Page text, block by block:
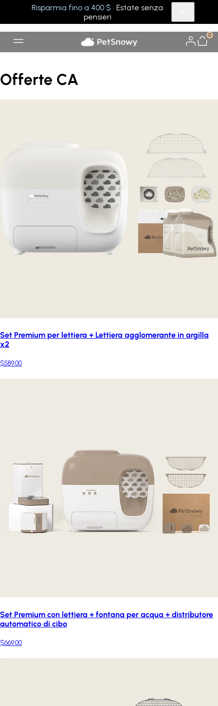
Risparmia fino a 400 $ · Estate senza
pensieri
0
Offerte CA
Set Premium per lettiera + Lettiera agglomerante in argilla
x2
$589.00
Set Premium con lettiera + fontana per acqua + distributore
automatico di cibo
$669.00